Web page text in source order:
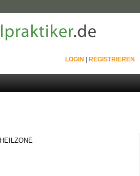
LOGIN REGISTRIEREN
HEILZONE